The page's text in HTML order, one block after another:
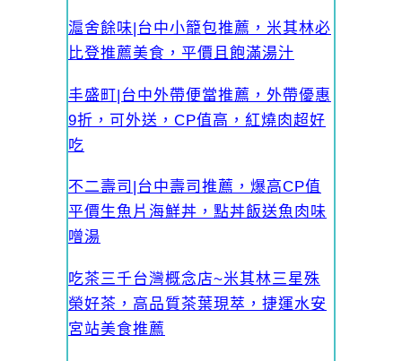
滬舍餘味|台中小籠包推薦，米其林必
比登推薦美食，平價且飽滿湯汁
丰盛町|台中外帶便當推薦，外帶優惠
9折，可外送，CP值高，紅燒肉超好
吃
不二壽司|台中壽司推薦，爆高CP值
平價生魚片海鮮丼，點丼飯送魚肉味
噌湯
吃茶三千台灣概念店~米其林三星殊
榮好茶，高品質茶葉現萃，捷運水安
宮站美食推薦